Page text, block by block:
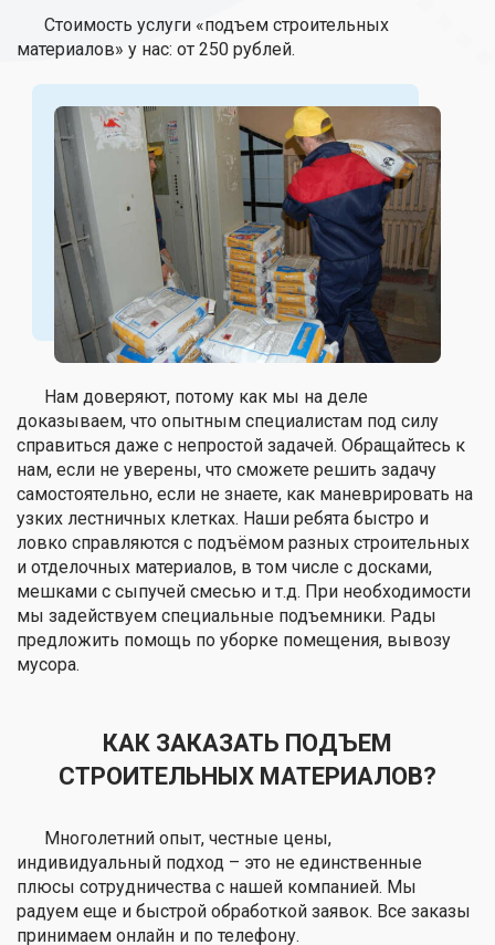
Стоимость услуги «подъем строительных
материалов» у нас: от 250 рублей.
Нам доверяют, потому как мы на деле
доказываем, что опытным специалистам под силу
справиться даже с непростой задачей. Обращайтесь к
нам, если не уверены, что сможете решить задачу
самостоятельно, если не знаете, как маневрировать на
узких лестничных клетках. Наши ребята быстро и
ловко справляются с подъёмом разных строительных
и отделочных материалов, в том числе с досками,
мешками с сыпучей смесью и т.д. При необходимости
мы задействуем специальные подъемники. Рады
предложить помощь по уборке помещения, вывозу
мусора.
КАК ЗАКАЗАТЬ ПОДЪЕМ
СТРОИТЕЛЬНЫХ МАТЕРИАЛОВ?
Многолетний опыт, честные цены,
индивидуальный подход – это не единственные
плюсы сотрудничества с нашей компанией. Мы
радуем еще и быстрой обработкой заявок. Все заказы
принимаем онлайн и по телефону.